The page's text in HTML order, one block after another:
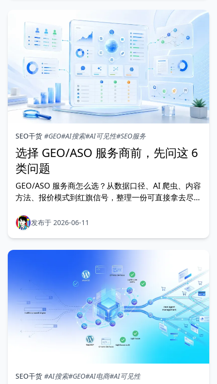
SEO干货 #GEO#AI搜索#AI可见性#SEO服务
选择 GEO/ASO 服务商前，先问这 6
类问题
GEO/ASO 服务商怎么选？从数据口径、AI 爬虫、内容
方法、报价模式到红旗信号，整理一份可直接拿去尽调
发布于 2026-06-11
SEO干货 #AI搜索#GEO#AI电商#AI可见性